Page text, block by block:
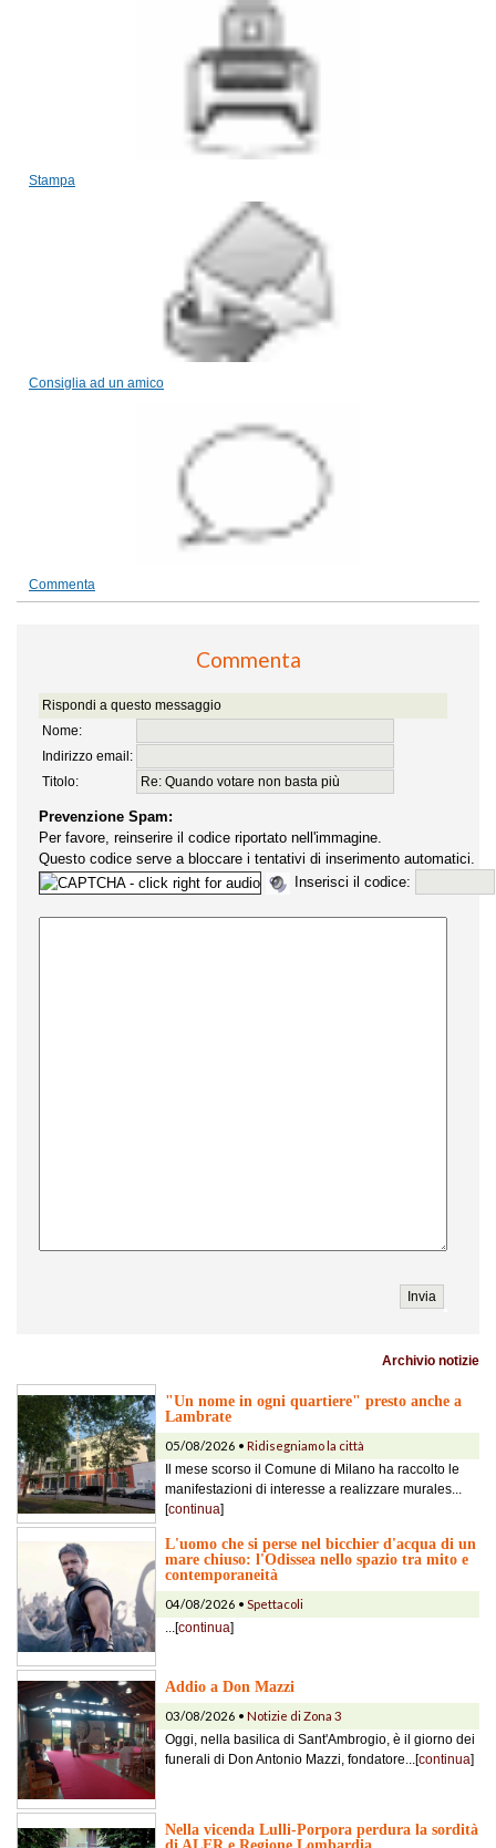
Stampa
Consiglia ad un amico
Commenta
Commenta
Rispondi a questo messaggio
Nome:
Indirizzo email:
Titolo:
Prevenzione Spam:
Per favore, reinserire il codice riportato nell'immagine.
Questo codice serve a bloccare i tentativi di inserimento automatici.
Inserisci il codice:
Archivio notizie
"Un nome in ogni quartiere" presto anche a
Lambrate
05/08/2026 • Ridisegniamo la città
Il mese scorso il Comune di Milano ha raccolto le
manifestazioni di interesse a realizzare murales...
[continua]
L'uomo che si perse nel bicchier d'acqua di un
mare chiuso: l'Odissea nello spazio tra mito e
contemporaneità
04/08/2026 • Spettacoli
...[continua]
Addio a Don Mazzi
03/08/2026 • Notizie di Zona 3
Oggi, nella basilica di Sant'Ambrogio, è il giorno dei
funerali di Don Antonio Mazzi, fondatore...[continua]
Nella vicenda Lulli-Porpora perdura la sordità
di ALER e Regione Lombardia